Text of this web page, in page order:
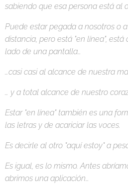
sabiendo que esa persona está al
Puede estar pegada a nosotros o
distancia, pero está "en línea",
lado de una pantalla…
…casi casi al alcance de nuestra
… y a total alcance de nuestro
Estar "en línea" también es una
las letras y de acariciar las voces.
Es decirle al otro "aquí estoy" a
Es igual, es lo mismo. Antes
abrimos una aplicación…